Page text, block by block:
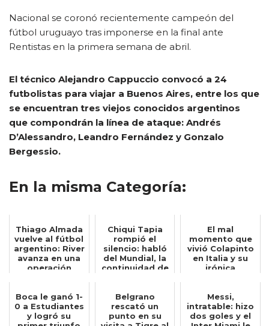
Nacional se coronó recientemente campeón del
fútbol uruguayo tras imponerse en la final ante
Rentistas en la primera semana de abril.
El técnico Alejandro Cappuccio convocó a 24
futbolistas para viajar a Buenos Aires, entre los que
se encuentran tres viejos conocidos argentinos
que compondrán la línea de ataque: Andrés
D’Alessandro, Leandro Fernández y Gonzalo
Bergessio.
En la misma Categoría:
Thiago Almada
vuelve al fútbol
argentino: River
avanza en una
operación
Chiqui Tapia
rompió el
silencio: habló
del Mundial, la
continuidad de
El mal
momento que
vivió Colapinto
en Italia y su
irónica
Boca le ganó 1-
0 a Estudiantes
y logró su
Belgrano
rescató un
punto en su
Messi,
intratable: hizo
dos goles y el